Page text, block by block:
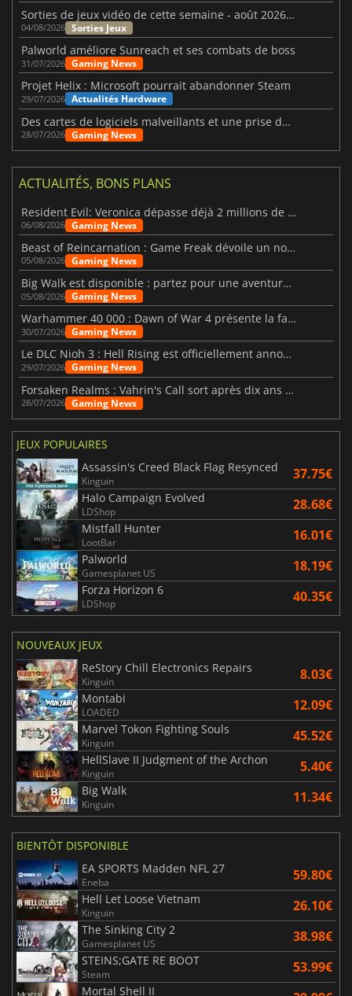
Sorties de jeux vidéo de cette semaine - août 2026 (semaine 32)
04/08/2026 Sorties Jeux
Palworld améliore Sunreach et ses combats de boss
31/07/2026 Gaming News
Projet Helix : Microsoft pourrait abandonner Steam
29/07/2026 Actualités Hardware
Des cartes de logiciels malveillants et une prise de contrôle de Discord ont touché Meccha Chameleon
28/07/2026 Gaming News
ACTUALITÉS, BONS PLANS
Resident Evil: Veronica dépasse déjà 2 millions de wishlists
06/08/2026 Gaming News
Beast of Reincarnation : Game Freak dévoile un nouveau pari
05/08/2026 Gaming News
Big Walk est disponible : partez pour une aventure entre amis
05/08/2026 Gaming News
Warhammer 40 000 : Dawn of War 4 présente la faction des Nécrons
30/07/2026 Gaming News
Le DLC Nioh 3 : Hell Rising est officiellement annoncé
29/07/2026 Gaming News
Forsaken Realms : Vahrin's Call sort après dix ans de développement
28/07/2026 Gaming News
JEUX POPULAIRES
Assassin's Creed Black Flag Resynced
Kinguin 37.75€
Halo Campaign Evolved
LDShop 28.68€
Mistfall Hunter
LootBar 16.01€
Palworld
Gamesplanet US 18.19€
Forza Horizon 6
LDShop 40.35€
NOUVEAUX JEUX
ReStory Chill Electronics Repairs
Kinguin 8.03€
Montabi
LOADED 12.09€
Marvel Tokon Fighting Souls
Kinguin 45.52€
HellSlave II Judgment of the Archon
Kinguin 5.40€
Big Walk
Kinguin 11.34€
BIENTÔT DISPONIBLE
EA SPORTS Madden NFL 27
Eneba 59.80€
Hell Let Loose Vietnam
Kinguin 26.10€
The Sinking City 2
Gamesplanet US 38.98€
STEINS;GATE RE BOOT
Steam 53.99€
Mortal Shell II